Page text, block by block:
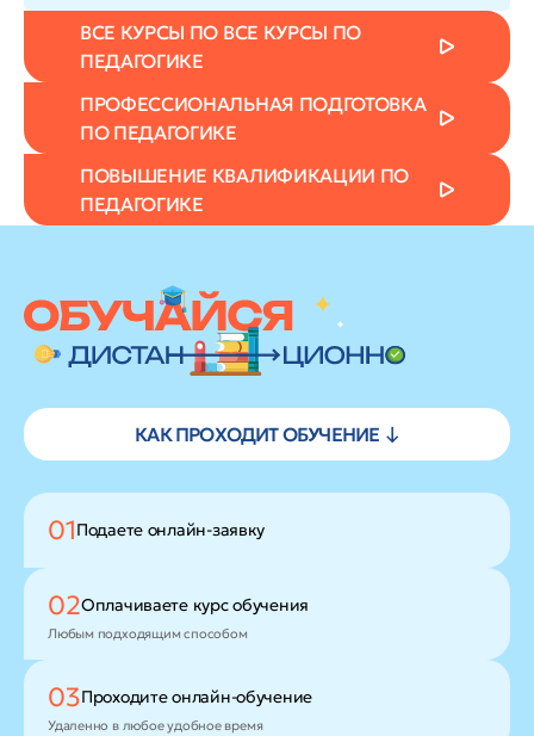
ВСЕ КУРСЫ ПО ВСЕ КУРСЫ ПО
ПЕДАГОГИКЕ
ПРОФЕССИОНАЛЬНАЯ ПОДГОТОВКА
ПО ПЕДАГОГИКЕ
ПОВЫШЕНИЕ КВАЛИФИКАЦИИ ПО
ПЕДАГОГИКЕ
КАК ПРОХОДИТ ОБУЧЕНИЕ ↓
01Подаете онлайн-заявку
02Оплачиваете курс обучения
Любым подходящим способом
03Проходитеонлайн-обучение
Удаленно в любое удобное время